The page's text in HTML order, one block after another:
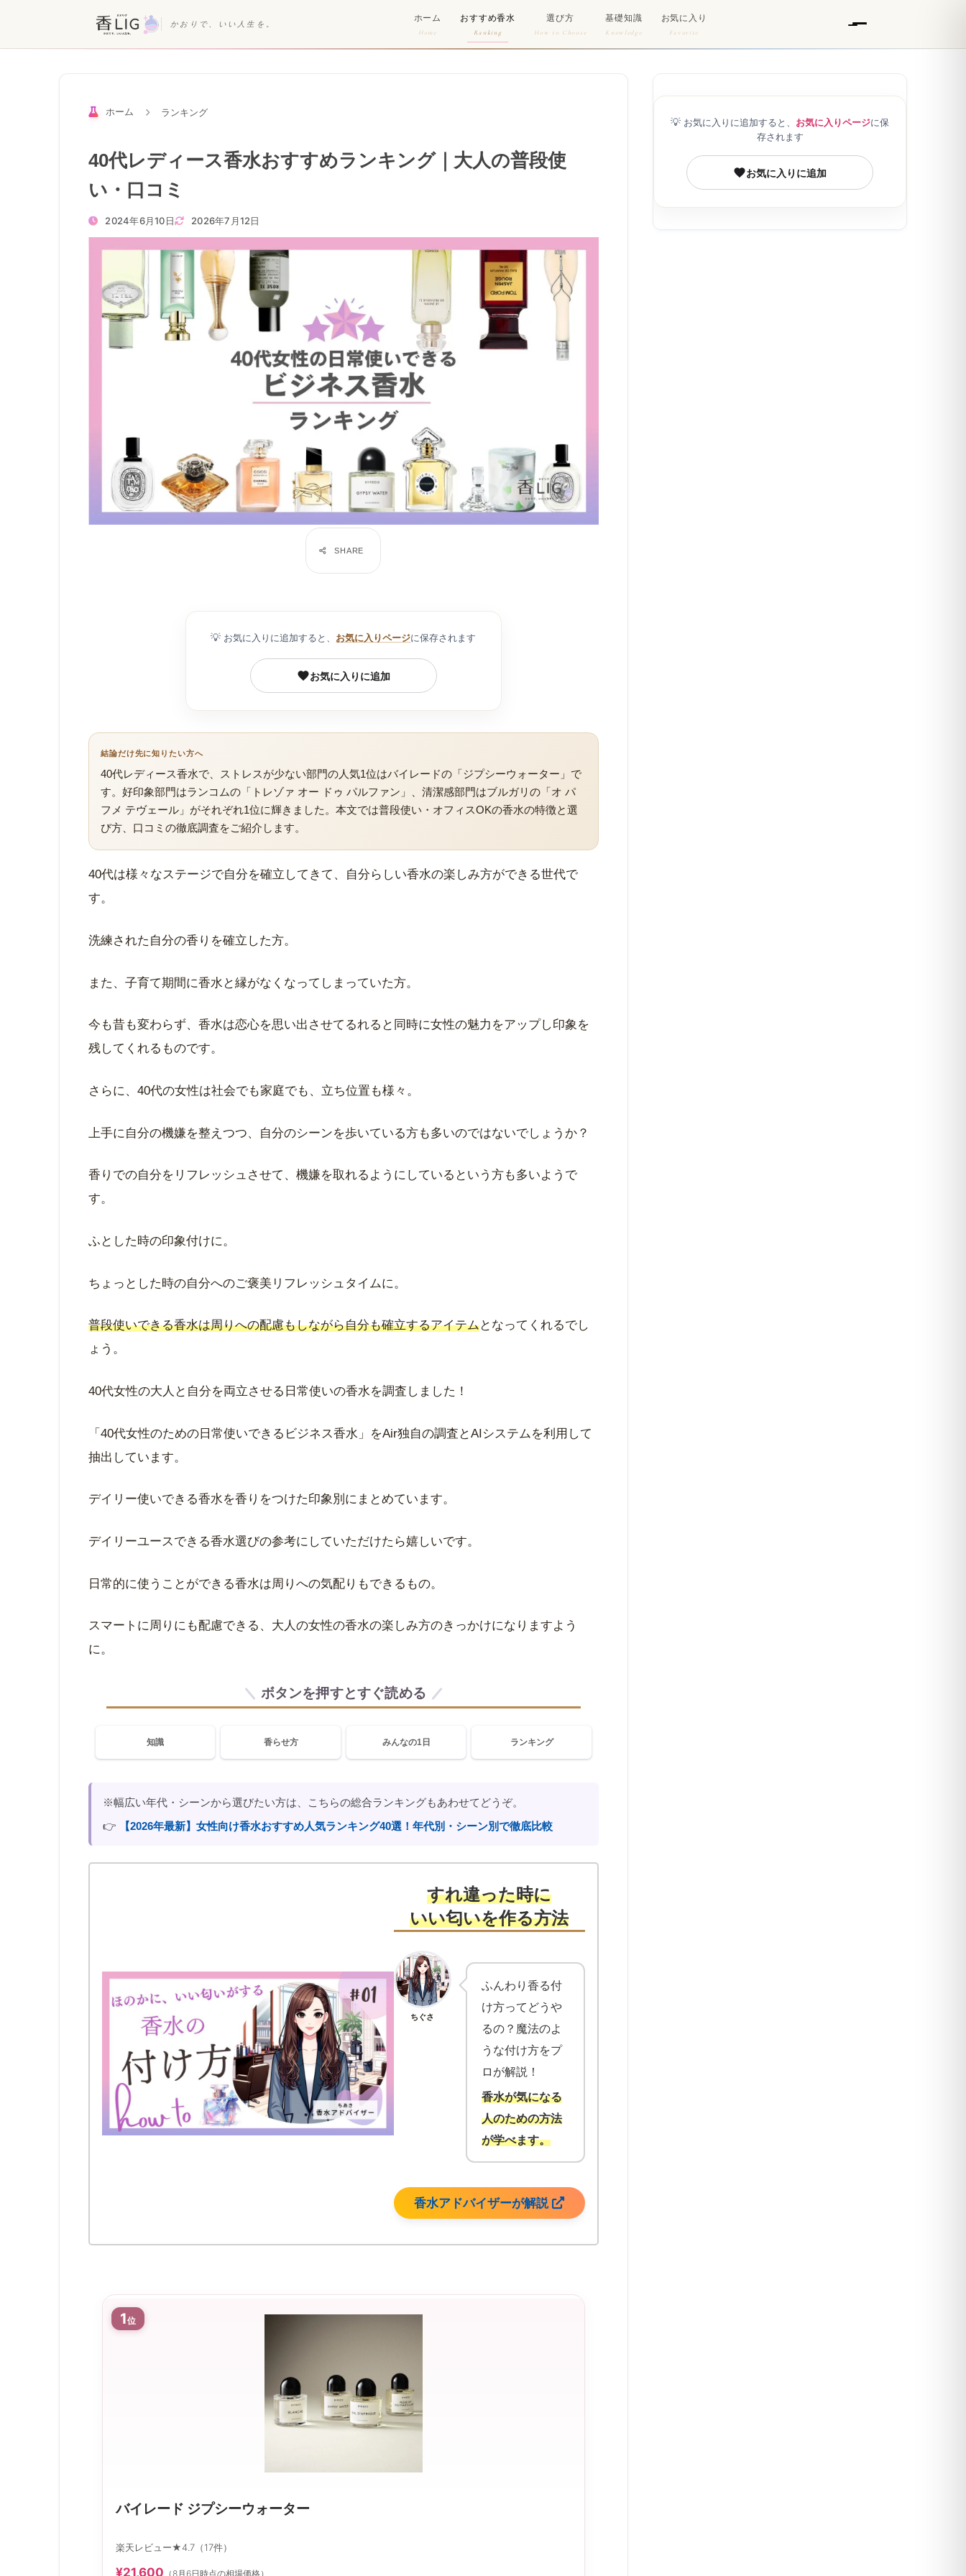
かおりで、いい人生を。
ホーム
Home
おすすめ香水
Ranking
選び方
How to Choose
基礎知識
Knowledge
お気に入り
Favorite
ホーム ランキング
40代レディース香水おすすめランキング｜大人の普段使
い・口コミ
2024年6月10日 2026年7月12日
💡 お気に入りに追加すると、 お気に入りページに保存されます
お気に入りに追加
結論だけ先に知りたい方へ
40代レディース香水で、ストレスが少ない部門の人気1位はバイレードの「ジプシーウォーター」で
す。好印象部門はランコムの「トレゾァ オー ドゥ パルファン」、清潔感部門はブルガリの「オ パ
フメ テヴェール」がそれぞれ1位に輝きました。本文では普段使い・オフィスOKの香水の特徴と選
び方、口コミの徹底調査をご紹介します。
40代は様々なステージで自分を確立してきて、自分らしい香水の楽しみ方ができる世代で
す。
洗練された自分の香りを確立した方。
また、子育て期間に香水と縁がなくなってしまっていた方。
今も昔も変わらず、香水は恋心を思い出させてるれると同時に女性の魅力をアップし印象を
残してくれるものです。
さらに、40代の女性は社会でも家庭でも、立ち位置も様々。
上手に自分の機嫌を整えつつ、自分のシーンを歩いている方も多いのではないでしょうか？
香りでの自分をリフレッシュさせて、機嫌を取れるようにしているという方も多いようで
す。
ふとした時の印象付けに。
ちょっとした時の自分へのご褒美リフレッシュタイムに。
普段使いできる香水は周りへの配慮もしながら自分も確立するアイテムとなってくれるでし
ょう。
40代女性の大人と自分を両立させる日常使いの香水を調査しました！
「40代女性のための日常使いできるビジネス香水」をAir独自の調査とAIシステムを利用して
抽出しています。
デイリー使いできる香水を香りをつけた印象別にまとめています。
デイリーユースできる香水選びの参考にしていただけたら嬉しいです。
日常的に使うことができる香水は周りへの気配りもできるもの。
スマートに周りにも配慮できる、大人の女性の香水の楽しみ方のきっかけになりますよう
に。
ボタンを押すとすぐ読める
知識 香らせ方 みんなの1日 ランキング
※幅広い年代・シーンから選びたい方は、こちらの総合ランキングもあわせてどうぞ。
👉
【2026年最新】女性向け香水おすすめ人気ランキング40選！年代別・シーン別で徹底比較
すれ違った時に
いい匂いを作る方法
ちぐさ
ふんわり香る付
け方ってどうや
るの？魔法のよ
うな付け方をプ
ロが解説！
香水が気になる
人のための方法
が学べます。
香水アドバイザーが解説
1位
バイレード ジプシーウォーター
楽天レビュー★4.7（17件）
¥21,600 （8月6日時点の相場価格）
💡 お気に入りに追加すると、 お気に入りページに保
存されます
お気に入りに追加